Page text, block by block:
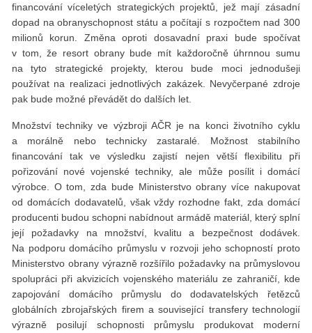
financování víceletých strategických projektů, jež mají zásadní
dopad na obrany­schopnost státu a počítají s rozpočtem nad 300
milionů korun. Změna oproti dosavadní praxi bude spočívat
v tom, že resort obrany bude mít každoročně úhrnnou sumu
na tyto strategické projekty, kterou bude moci jednodušeji
používat na realizaci jednotlivých zakázek. Nevyčerpané zdroje
pak bude možné převádět do dalších let.
Množství techniky ve výzbroji AČR je na konci životního cyklu
a morálně nebo technicky zastaralé. Možnost stabilního
financování tak ve výsledku zajistí nejen větší flexibilitu při
pořizování nové vojenské techniky, ale může posílit i domácí
výrobce. O tom, zda bude Ministerstvo obrany více nakupovat
od domácích dodavatelů, však vždy rozhodne fakt, zda domácí
producenti budou schopni nabídnout armádě materiál, který splní
její požadavky na množství, kvalitu a bezpečnost dodávek.
Na podporu domácího průmyslu v rozvoji jeho schopností proto
Ministerstvo obrany výrazně rozšířilo požadavky na průmyslovou
spolupráci při akvizicích vojenského materiálu ze zahraničí, kde
zapojování domácího průmyslu do dodavatelských řetězců
globálních zbrojařských firem a související transfery technologií
výrazně posilují schopnosti průmyslu produkovat moderní